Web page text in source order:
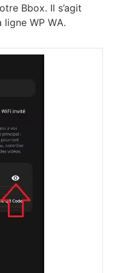
Вbох. Іl ѕ’аgіt
lіgnе WР WА.